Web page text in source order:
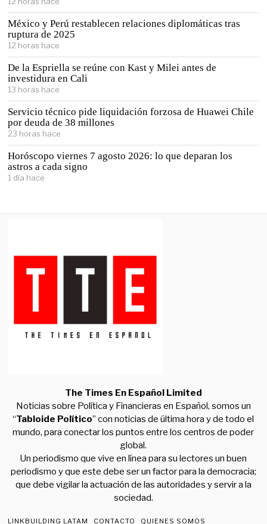
México y Perú restablecen relaciones diplomáticas tras
ruptura de 2025
12 horas hace
De la Espriella se reúne con Kast y Milei antes de
investidura en Cali
13 horas hace
Servicio técnico pide liquidación forzosa de Huawei Chile
por deuda de 38 millones
23 horas hace
Horóscopo viernes 7 agosto 2026: lo que deparan los
astros a cada signo
1 día hace
The Times En Español Limited
Noticias sobre Política y Financieras en Español, somos un
“Tabloide Político” con noticias de última hora y de todo el
mundo, para conectar los puntos entre los centros de poder
global.
Un periodismo que vive en línea para su lectores un buen
periodismo y que este debe ser un factor para la democracia;
que debe vigilar la actuación de las autoridades y servir a la
sociedad.
LINKBUILDING LATAM CONTACTO QUIENES SOMOS